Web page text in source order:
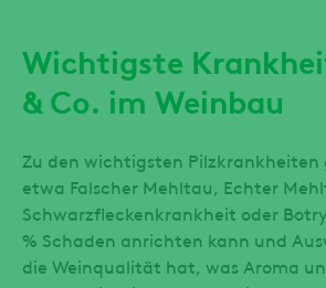
Wichtigste
& Co. im Weinbau
Zu den wichtigsten Pilzkrankheiten
etwa Falscher Mehltau, Echter
Schwarzfleckenkrankheit oder
% Schaden anrichten kann und
die Weinqualität hat, was Aroma